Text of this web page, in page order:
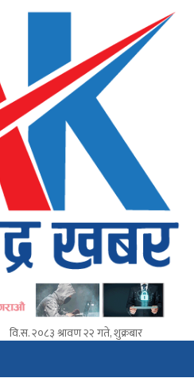
वि.स.२०८३ श्रावण २२ गते, शुक्रबार